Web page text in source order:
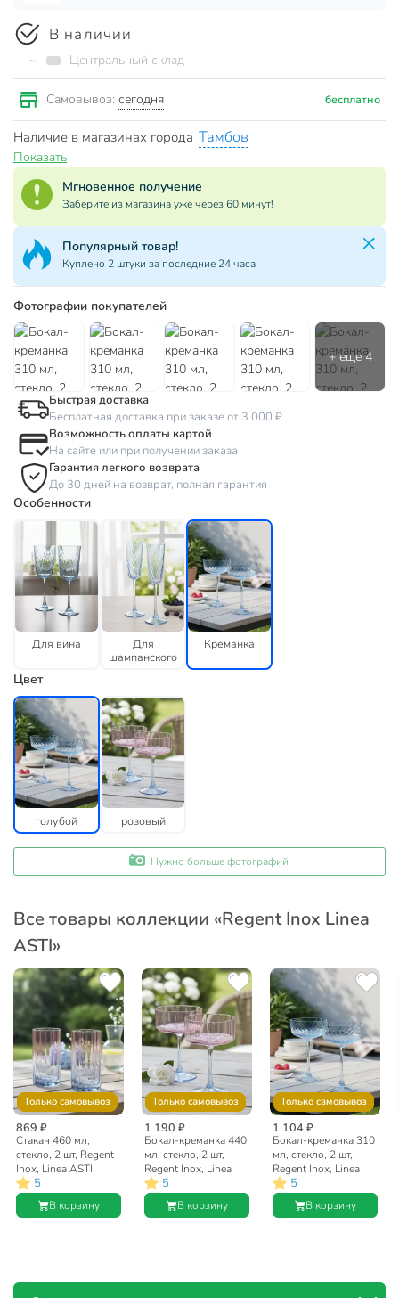
В наличии
~ Центральный склад
Самовывоз: сегодня бесплатно
Наличие в магазинах города Тамбов
Показать
Мгновенное получение
Заберите из магазина уже через 60 минут!
Популярный товар!
Куплено 2 штуки за последние 24 часа
Фотографии покупателей
Быстрая доставка
Бесплатная доставка при заказе от 3 000 ₽
Возможность оплаты картой
На сайте или при получении заказа
Гарантия легкого возврата
До 30 дней на возврат, полная гарантия
Особенности
Для вина
Для
шампанского
Креманка
Цвет
голубой розовый
Нужно больше фотографий
Все товары коллекции «Regent Inox Linea
ASTI»
Только самовывоз
869 ₽
Стакан 460 мл,
стекло, 2 шт, Regent
Inox, Linea ASTI,
высокий, 81-005
5
В корзину
Только самовывоз
1 190 ₽
Бокал-креманка 440
мл, стекло, 2 шт,
Regent Inox, Linea
ASTI, 81-004
5
В корзину
Только самовывоз
1 104 ₽
Бокал-креманка 310
мл, стекло, 2 шт,
Regent Inox, Linea
ASTI, 81-204
5
В корзину